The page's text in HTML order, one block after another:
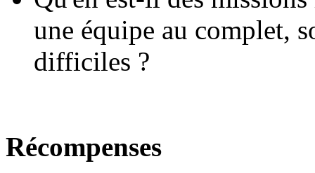
une équipe au complet,
difficiles ?
Récompenses